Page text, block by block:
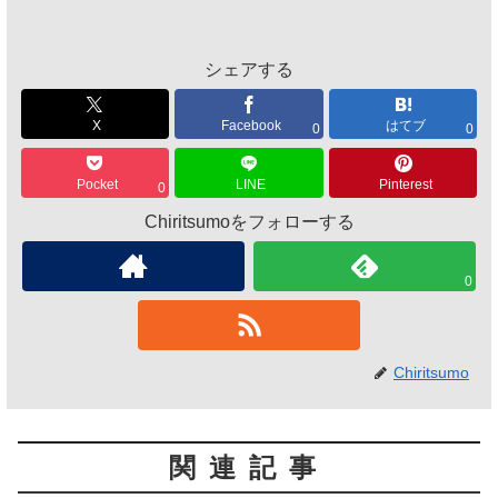
シェアする
X Facebook 0 はてブ 0
Pocket 0 LINE Pinterest
Chiritsumoをフォローする
0
Chiritsumo
関連記事